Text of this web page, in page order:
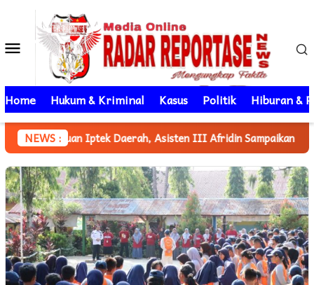
kontenMenu
Mobile
Home Hukum & Kriminal Kasus Politik Hiburan &
NEWS :
Pemajuan Iptek Daerah, Asisten III Afridin Sampaikan Iptek